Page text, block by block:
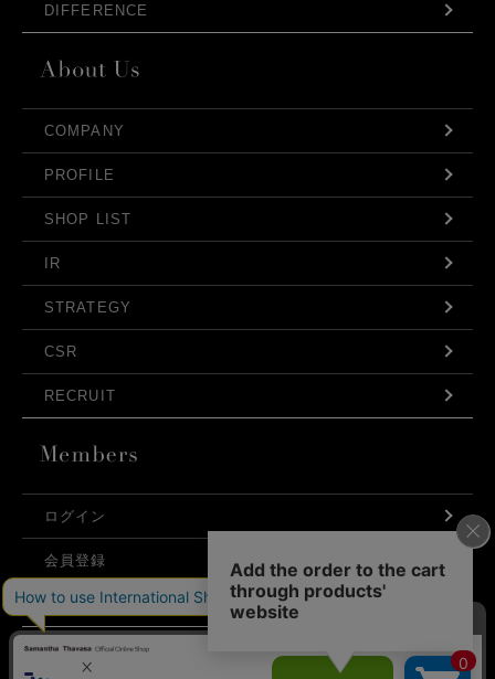
DIFFERENCE
COMPANY
PROFILE
SHOP LIST
IR
STRATEGY
CSR
RECRUIT
ログイン
会員登録
利用規約
お問い合わせ
弊社はCookieを利用し、Webの利便性向上に努め